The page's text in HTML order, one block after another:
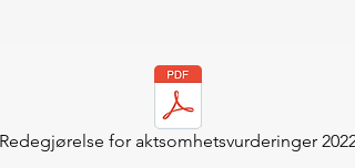
for aktsomhetsvurderinger 2022